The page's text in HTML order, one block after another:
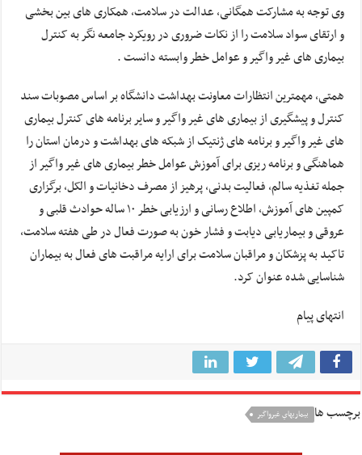
وی توجه به مشارکت همگانی، عدالت در سلامت، همکاری ‌های بین ‌بخشی
و ارتقای سواد سلامت را از نکات ضروری در رویکرد جامعه نگر به کنترل
بیماری های غیر واگیر و عوامل خطر وابسته دانست .
همتی، مهمترین انتظارات معاونت بهداشت دانشگاه بر اساس مصوبات سند
کنترل و پیشگیری از بیماری های غیر واگیر و سایر برنامه های کنترل بیماری
های غیر واگیر و برنامه های ژنتیک از شبکه های بهداشت و درمان استان را
هماهنگی و برنامه ریزی برای آموزش عوامل خطر بیماری های غیر واگیر از
جمله تغذیه سالم، فعالیت بدنی، پرهیز از مصرف دخانیات و الکل، برگزاری
کمپین های آموزش، اطلاع رسانی و ارزیابی خطر ۱۰ ساله حوادث قلبی و
عروقی و بیماریابی دیابت و فشار خون به صورت فعال در طی هفته سلامت،
تاکید به پزشکان و مراقبان سلامت برای ارایه مراقبت های فعال به بیماران
شناسایی شده عنوان کرد.
انتهای پیام
برچسب ها بيماريهاي غيرواگير